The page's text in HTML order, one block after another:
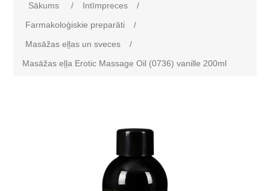
Sākums / Intīmpreces
/
Farmakoloģiskie preparāti
/
Masāžas eļļas un sveces
/
Masāžas eļļa Erotic Massage Oil (0736) vanille 200ml